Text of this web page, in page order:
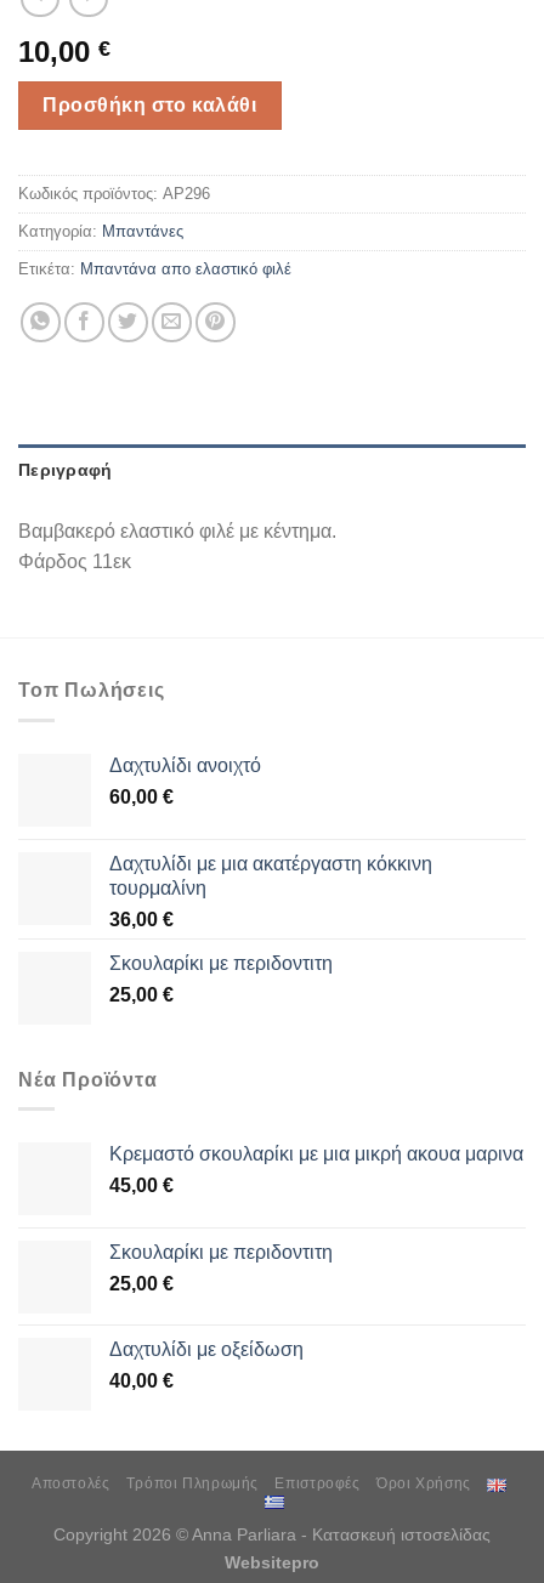
10,00 €
Προσθήκη στο καλάθι
Κωδικός προϊόντος: AP296
Κατηγορία: Mπαντάνες
Ετικέτα: Mπαντάνα απο ελαστικό φιλέ
Περιγραφή
Βαμβακερό ελαστικό φιλέ με κέντημα.
Φάρδος 11εκ
Τοπ Πωλήσεις
Δαχτυλίδι ανοιχτό
60,00 €
Δαχτυλίδι με μια ακατέργαστη κόκκινη
τουρμαλίνη
36,00 €
Σκουλαρίκι με περιδοντιτη
25,00 €
Νέα Προϊόντα
Κρεμαστό σκουλαρίκι με μια μικρή ακουα μαρινα
45,00 €
Σκουλαρίκι με περιδοντιτη
25,00 €
Δαχτυλίδι με οξείδωση
40,00 €
Αποστολές Τρόποι Πληρωμής Επιστροφές Όροι Χρήσης
Copyright 2026 © Anna Parliara - Κατασκευή ιστοσελίδας
Websitepro